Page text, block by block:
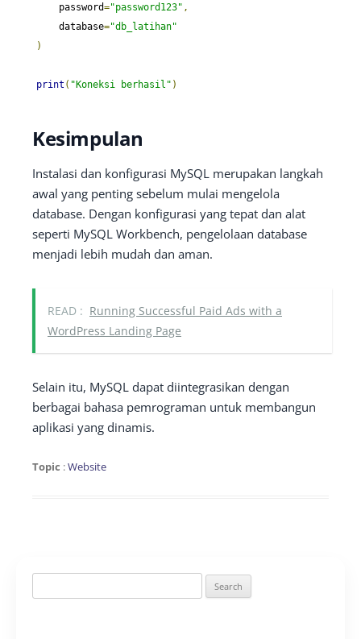
    password
="password123" ,
    database
="db_latihan"
)
print ( "Koneksi berhasil" )
Kesimpulan
Instalasi dan konfigurasi MySQL merupakan langkah
awal yang penting sebelum mulai mengelola
database. Dengan konfigurasi yang tepat dan alat
seperti MySQL Workbench, pengelolaan database
menjadi lebih mudah dan aman.
READ : Running Successful Paid Ads with a
WordPress Landing Page
Selain itu, MySQL dapat diintegrasikan dengan
berbagai bahasa pemrograman untuk membangun
aplikasi yang dinamis.
Topic :Website
for: